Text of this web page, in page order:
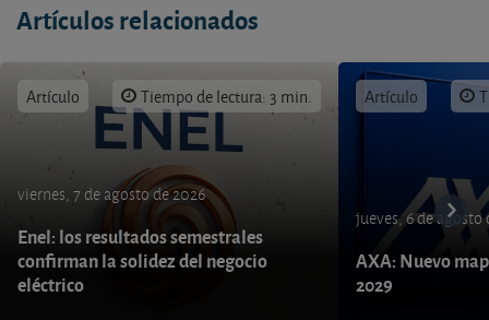
Artículos relacionados
Artículo Tiempo de lectura: 3 min.
viernes, 7 de agosto de 2026
Enel: los resultados semestrales
confirman la solidez del negocio
eléctrico
Artículo
jueves, 6 de agosto
AXA: Nuevo
2029